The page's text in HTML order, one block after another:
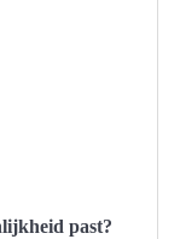
past?